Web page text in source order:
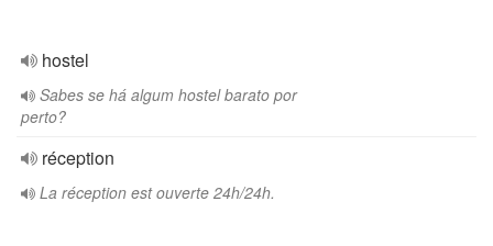
hostel
Sabes se há algum hostel barato por
perto?
réception
La réception est ouverte 24h/24h.